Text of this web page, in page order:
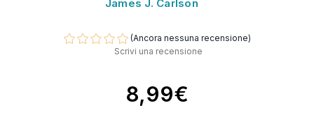
James J. Carlson
(Ancora nessuna recensione)
Scrivi una recensione
8,99€